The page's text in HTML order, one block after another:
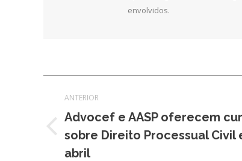
envolvidos.
de
post:
ANTERIOR
Post
anterior:
Advocef e AASP oferecem
sobre Direito Processual Civil
abril